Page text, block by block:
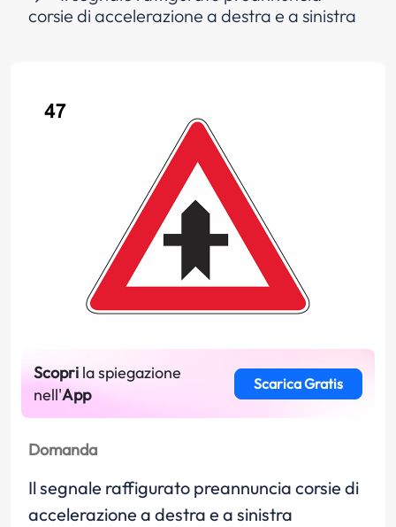
corsie di accelerazione a destra e a sinistra
Scopri la spiegazione
nell'App
Scarica Gratis
Domanda
Il segnale raffigurato preannuncia corsie di
accelerazione a destra e a sinistra